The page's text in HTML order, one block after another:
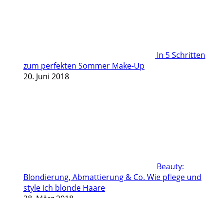
In 5 Schritten
zum perfekten Sommer Make-Up
20. Juni 2018
Beauty:
Blondierung, Abmattierung & Co. Wie pflege und
style ich blonde Haare